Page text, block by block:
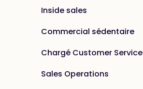
Inside sales
Commercial sédentaire
Chargé Customer Service
Sales Operations